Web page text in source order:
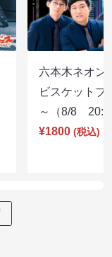
六本木ネオン
ビスケットブ
～（8/8
¥1800 (税込)